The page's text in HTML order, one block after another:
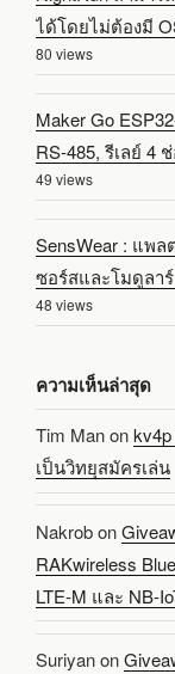
ได้โดยไม่ต้องมี
80 views
Maker Go
RS-485, รีเลย์ 4
49 views
SensWear : แพ
ซอร์สและโมดูลา
48 views
ความเห็นล่าสุด
Tim Manon
เป็นวิทยุสมัครเล่น
Nakrobon
RAKwireless
LTE-M และ NB-
Suriyanon